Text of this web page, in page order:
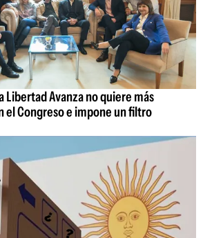
Libertad Avanza no quiere más
Congreso e impone un filtro